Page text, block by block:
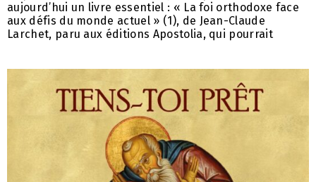
aujourd’hui un livre essentiel : « La foi orthodoxe face
aux défis du monde actuel » (1), de Jean-Claude
Larchet, paru aux éditions Apostolia, qui pourrait